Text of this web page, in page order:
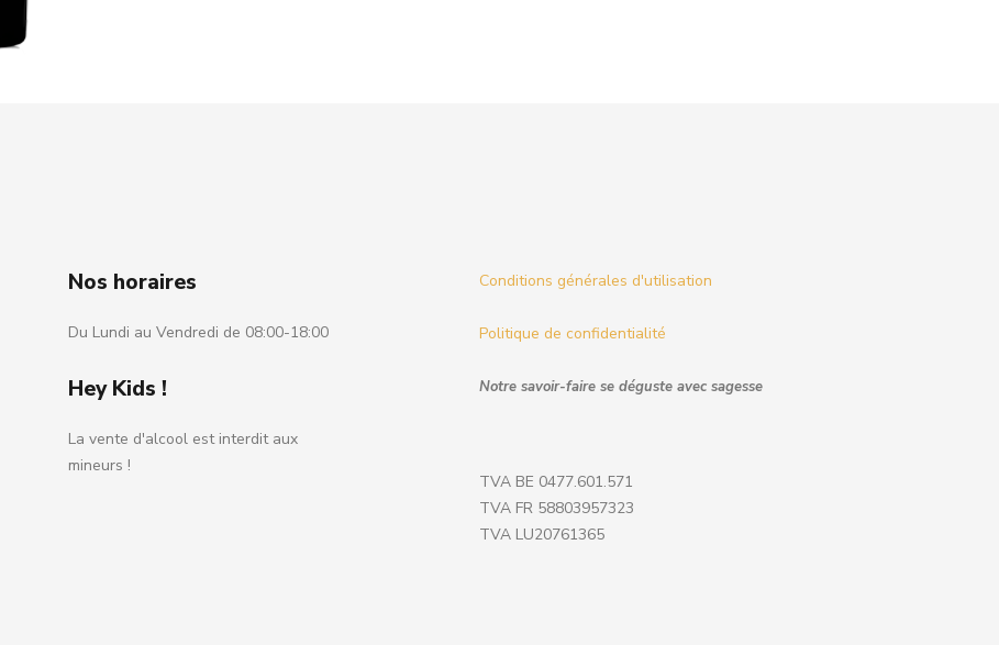
Nos horaires
Du Lundi au Vendredi de 08:00-18:00
Hey Kids !
La vente d'alcool est interdit aux
mineurs !
Conditions générales d'utilisation
Politique de confidentialité
Notre savoir-faire se déguste avec sagesse
TVA BE 0477.601.571
TVA FR 58803957323
TVA LU20761365